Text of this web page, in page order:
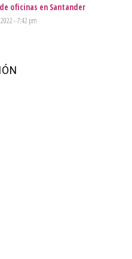
oficinas en Santander
- 7:42 pm